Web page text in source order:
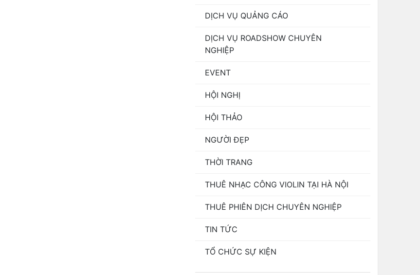
DỊCH VỤ QUẢNG CÁO
DỊCH VỤ ROADSHOW CHUYÊN
NGHIỆP
EVENT
HỘI NGHỊ
HỘI THẢO
NGƯỜI ĐẸP
THỜI TRANG
THUÊ NHẠC CÔNG VIOLIN TẠI HÀ NỘI
THUÊ PHIÊN DỊCH CHUYÊN NGHIỆP
TIN TỨC
TỔ CHỨC SỰ KIỆN